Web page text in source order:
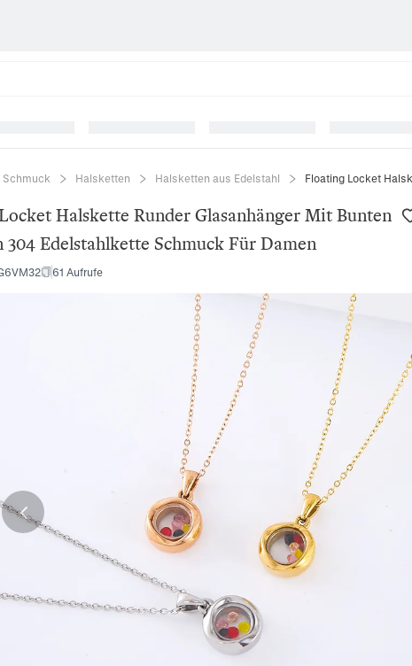
Schmuck Halsketten Halsketten aus Edelstahl
Halskette Runder Glasanhänger Mit Bunten
304 Edelstahlkette Schmuck Für Damen
61 Aufrufe